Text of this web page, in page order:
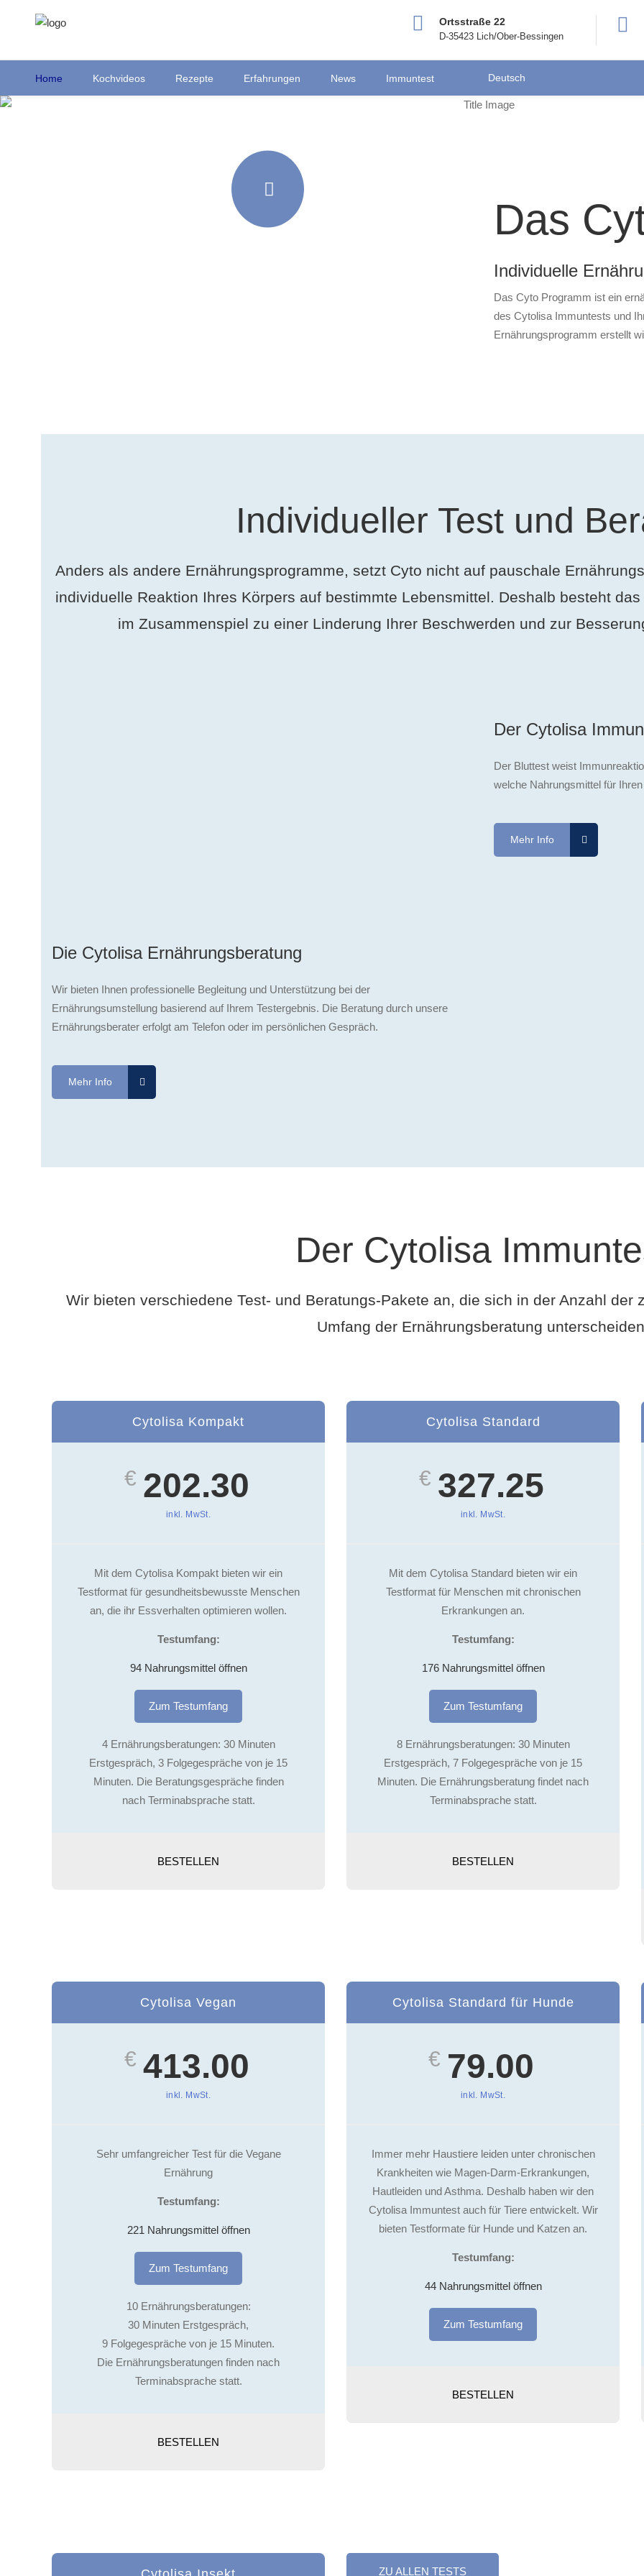
Ortsstraße 22
D-35423 Lich/Ober-Bessingen
Home Kochvideos Rezepte Erfahrungen News Immuntest Deutsch
Das
Individuelle
Das Cyto Programm ist ein
des Cytolisa Immuntests und
Ernährungsprogramm erstellt
Individueller Test und
Anders als andere Ernährungsprogramme, setzt Cyto nicht auf pauschale
individuelle Reaktion Ihres Körpers auf bestimmte Lebensmittel. Deshalb besteht
im Zusammenspiel zu einer Linderung Ihrer Beschwerden und zur
Der Cytolisa
Der Bluttest weist
welche Nahrungsmittel für
Mehr Info
Die Cytolisa Ernährungsberatung
Wir bieten Ihnen professionelle Begleitung und Unterstützung bei der
Ernährungsumstellung basierend auf Ihrem Testergebnis. Die Beratung durch unsere
Ernährungsberater erfolgt am Telefon oder im persönlichen Gespräch.
Mehr Info
Der Cytolisa
Wir bieten verschiedene Test- und Beratungs-Pakete an, die sich in der Anzahl der
Umfang der Ernährungsberatung
Cytolisa Kompakt
€ 202.30
inkl. MwSt.
Mit dem Cytolisa Kompakt bieten wir ein
Testformat für gesundheitsbewusste Menschen
an, die ihr Essverhalten optimieren wollen.
Testumfang:
94 Nahrungsmittel öffnen
Zum Testumfang
4 Ernährungsberatungen: 30 Minuten
Erstgespräch, 3 Folgegespräche von je 15
Minuten. Die Beratungsgespräche finden
nach Terminabsprache statt.
BESTELLEN
Cytolisa Standard
€ 327.25
inkl. MwSt.
Mit dem Cytolisa Standard bieten wir ein
Testformat für Menschen mit chronischen
Erkrankungen an.
Testumfang:
176 Nahrungsmittel öffnen
Zum Testumfang
8 Ernährungsberatungen: 30 Minuten
Erstgespräch, 7 Folgegespräche von je 15
Minuten. Die Ernährungsberatung findet nach
Terminabsprache statt.
BESTELLEN
Cytolisa Vegan
€ 413.00
inkl. MwSt.
Sehr umfangreicher Test für die Vegane
Ernährung
Testumfang:
221 Nahrungsmittel öffnen
Zum Testumfang
10 Ernährungsberatungen:
30 Minuten Erstgespräch,
9 Folgegespräche von je 15 Minuten.
Die Ernährungsberatungen finden nach
Terminabsprache statt.
BESTELLEN
Cytolisa Standard für Hunde
€ 79.00
inkl. MwSt.
Immer mehr Haustiere leiden unter chronischen
Krankheiten wie Magen-Darm-Erkrankungen,
Hautleiden und Asthma. Deshalb haben wir den
Cytolisa Immuntest auch für Tiere entwickelt. Wir
bieten Testformate für Hunde und Katzen an.
Testumfang:
44 Nahrungsmittel öffnen
Zum Testumfang
BESTELLEN
ZU ALLEN TESTS